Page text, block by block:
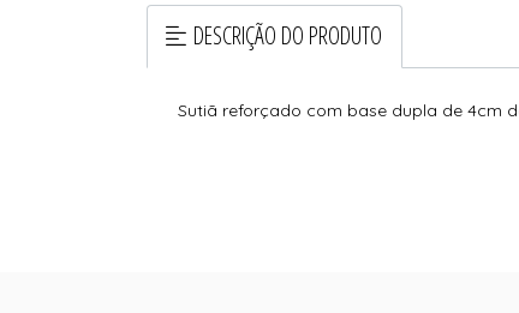
DESCRIÇÃO DO PRODUTO
Sutiã reforçado com base dupla de 4cm